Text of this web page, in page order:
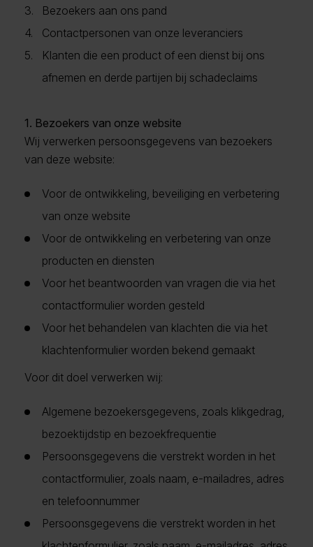
Bezoekers aan ons pand
Contactpersonen van onze leveranciers
Klanten die een product of een dienst bij ons
afnemen en derde partijen bij schadeclaims
1. Bezoekers van onze website
Wij verwerken persoonsgegevens van bezoekers
van deze website:
Voor de ontwikkeling, beveiliging en verbetering
van onze website
Voor de ontwikkeling en verbetering van onze
producten en diensten
Voor het beantwoorden van vragen die via het
contactformulier worden gesteld
Voor het behandelen van klachten die via het
klachtenformulier worden bekend gemaakt
Voor dit doel verwerken wij:
Algemene bezoekersgegevens, zoals klikgedrag,
bezoektijdstip en bezoekfrequentie
Persoonsgegevens die verstrekt worden in het
contactformulier, zoals naam, e-mailadres, adres
en telefoonnummer
Persoonsgegevens die verstrekt worden in het